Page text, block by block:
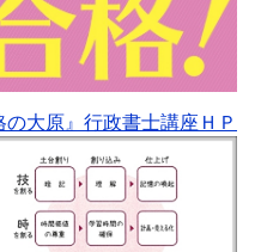
の大原』行政書士講座ＨＰ